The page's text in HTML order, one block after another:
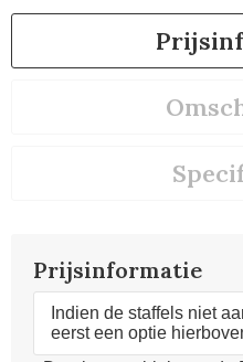
Prijsinformatie
Indien de staffels niet
eerst een optie